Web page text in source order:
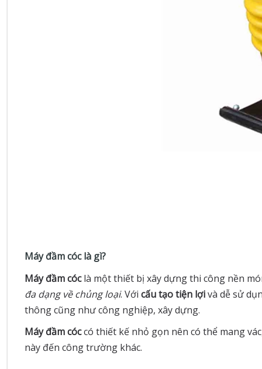
Máy đầm cóc là gì?
Máy đầm cóclà một thiết bị xây dựng thi công nền
đa dạng về chủng loại. Với cấu tạo tiện lợivà dễ sử
thông cũng như công nghiệp, xây dựng.
Máy đầm cóccó thiết kế nhỏ gọn nên có thể mang
này đến công trường khác.